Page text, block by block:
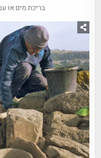
בריכת מים או